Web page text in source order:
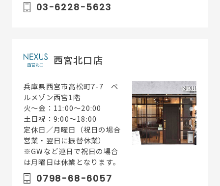
03-6228-5623
西宮北口店
兵庫県西宮市高松町7-7 ベ
ルメゾン西宮1階
火〜金：11:00～20:00
土日祝：9:00～18:00
定休日／月曜日（祝日の場合
営業・翌日に振替休業）
※GWなど連日で祝日の場合
は月曜日は休業となります。
0798-68-6057